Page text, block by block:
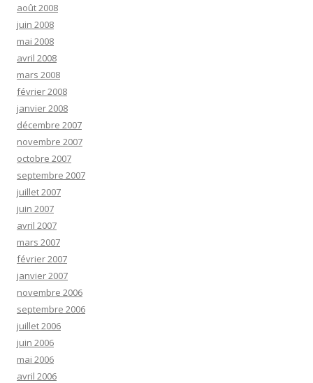
août 2008
juin 2008
mai 2008
avril 2008
mars 2008
février 2008
janvier 2008
décembre 2007
novembre 2007
octobre 2007
septembre 2007
juillet 2007
juin 2007
avril 2007
mars 2007
février 2007
janvier 2007
novembre 2006
septembre 2006
juillet 2006
juin 2006
mai 2006
avril 2006